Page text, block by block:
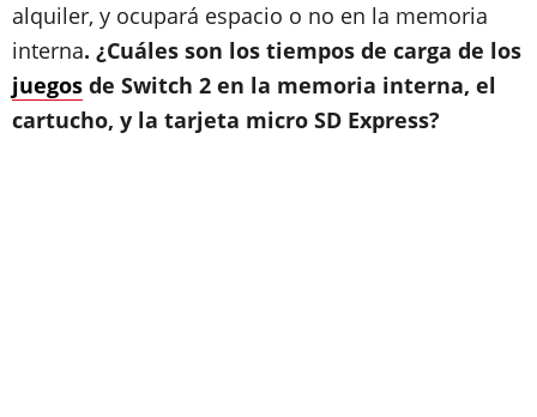
alquiler, y ocupará espacio o no en la memoria
interna. ¿Cuáles son los tiempos de carga de los
juegos de Switch 2 en la memoria interna, el
cartucho, y la tarjeta micro SD Express?